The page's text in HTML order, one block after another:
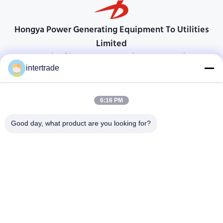
Hongya Power Generating Equipment To Utilities
Limited
προσαρμοσμένες λύσεις για να ανταποκρίνονται στις απαιτήσεις των
Χωριό Anxi, πόλη Yuping, νομός Hongya, Κίνα
86-28-37561966-8:00
intertrade
6:16 PM
Good day, what product are you looking for?